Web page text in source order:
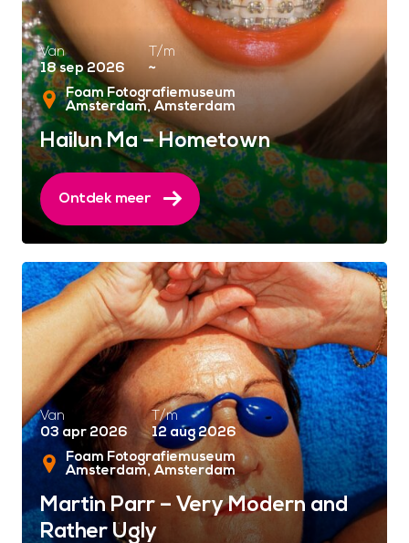
Van
18 sep 2026
T/m
~
Foam Fotografiemuseum
Amsterdam Amsterdam
Hailun Ma – Hometown
Ontdek meer
Van
03 apr 2026
T/m
12 aug 2026
Foam Fotografiemuseum
Amsterdam Amsterdam
Martin Parr – Very Modern and
Rather Ugly